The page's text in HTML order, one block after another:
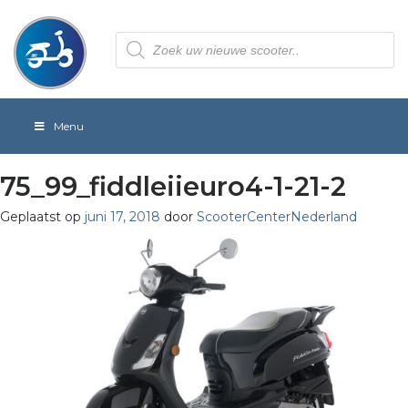
Producten
zoeken
Menu
75_99_fiddleiieuro4-1-21-2
Geplaatst op juni 17, 2018 door ScooterCenterNederland